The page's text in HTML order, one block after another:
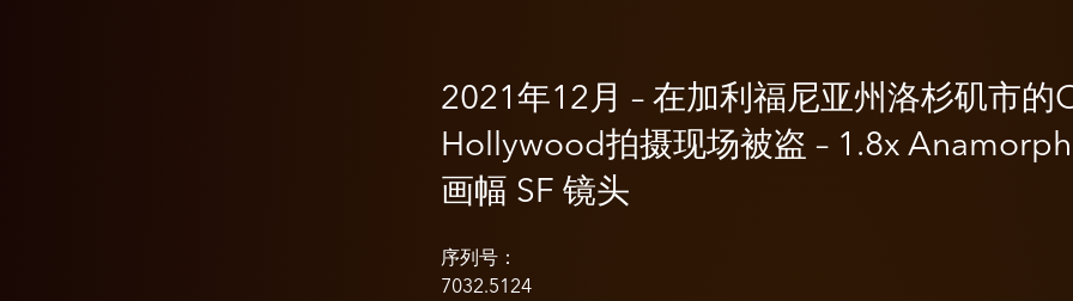
2021年12月 – 在加利福尼亚州洛杉矶市的
Hollywood拍摄现场被盗 – 1.8x
画幅 SF 镜头
序列号：
7032.5124